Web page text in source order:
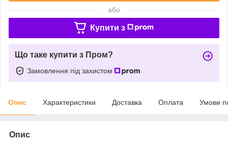
або
Купити з
Що таке купити з Пром?
Замовлення під захистом
Опис Характеристики Доставка Оплата Умови
Опис